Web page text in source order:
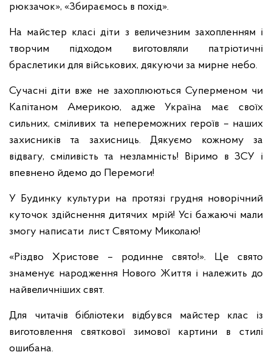
рюкзачок», «Збираємось в похід».
На майстер класі діти з величезним захопленням і
творчим підходом виготовляли патріотичні
браслетики для військових, дякуючи за мирне небо.
Сучасні діти вже не захоплюються Суперменом чи
Капітаном Америкою, адже Україна має своїх
сильних, сміливих та непереможних героїв – наших
захисників та захисниць. Дякуємо кожному за
відвагу, сміливість та незламність! Віримо в ЗСУ і
впевнено йдемо до Перемоги!
У Будинку культури на протязі грудня новорічний
куточок здійснення дитячих мрій! Усі бажаючі мали
змогу написати лист Святому Миколаю!
«Різдво Христове – родинне свято!». Це свято
знаменує народження Нового Життя і належить до
найвеличніших свят.
Для читачів бібліотеки відбувся майстер клас із
виготовлення святкової зимової картини в стилі
ошибана.